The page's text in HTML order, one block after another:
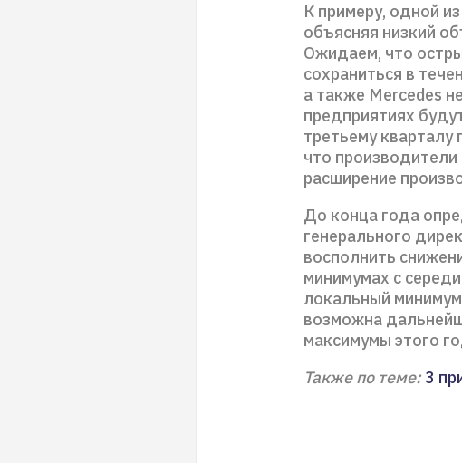
К примеру, одной
объясняя низкий
Ожидаем, что
сохраниться в
а также Mercedes
предприятиях
третьему
что
расширение
До конца года
генерального
восполнить
минимумах с
локальный
возможна
максимумы этого
Также по теме:3